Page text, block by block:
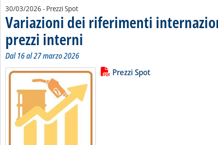
30/03/2026 - Prezzi Spot
Variazioni dei riferimenti
prezzi interni
Dal 16 al 27 marzo 2026
Leggi tutta la notizia:
Lista allegati PDF alla notizia
Prezzi Spot